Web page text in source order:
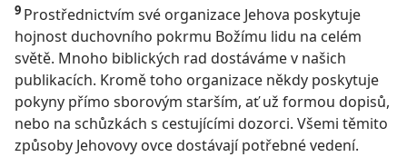
9 Prostřednictvím své organizace Jehova poskytuje
hojnost duchovního pokrmu Božímu lidu na celém
světě. Mnoho biblických rad dostáváme v našich
publikacích. Kromě toho organizace někdy poskytuje
pokyny přímo sborovým starším, ať už formou dopisů,
nebo na schůzkách s cestujícími dozorci. Všemi těmito
způsoby Jehovovy ovce dostávají potřebné vedení.